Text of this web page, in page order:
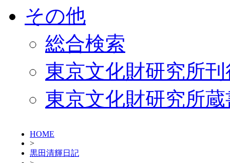
その他
総合検索
東京文化財研究所
東京文化財研究所
HOME
>
黒田清輝日記